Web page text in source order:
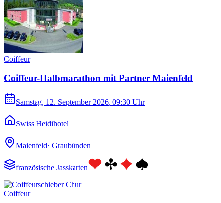
Coiffeur
Coiffeur-Halbmarathon mit Partner Maienfeld
Samstag, 12. September 2026, 09:30 Uhr
Swiss Heidihotel
Maienfeld· Graubünden
französische Jasskarten
Coiffeur